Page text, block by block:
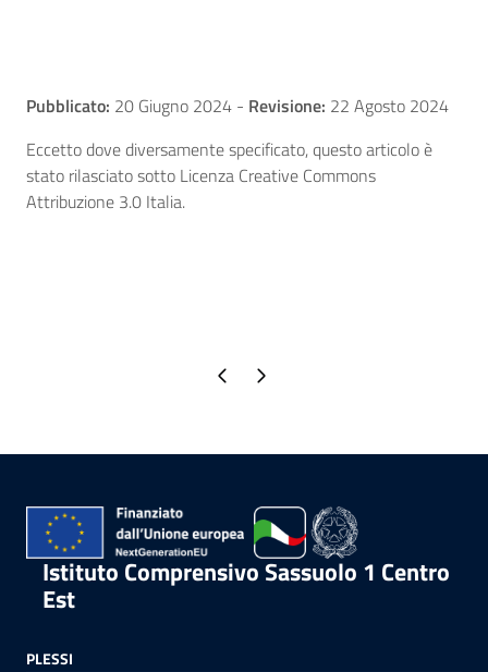
Pubblicato: 20 Giugno 2024 - Revisione: 22 Agosto 2024
Eccetto dove diversamente specificato, questo articolo è
stato rilasciato sotto Licenza Creative Commons
Attribuzione 3.0 Italia.
Pagina precedente
Pagina successiva
Istituto Comprensivo Sassuolo 1 Centro
Est
PLESSI